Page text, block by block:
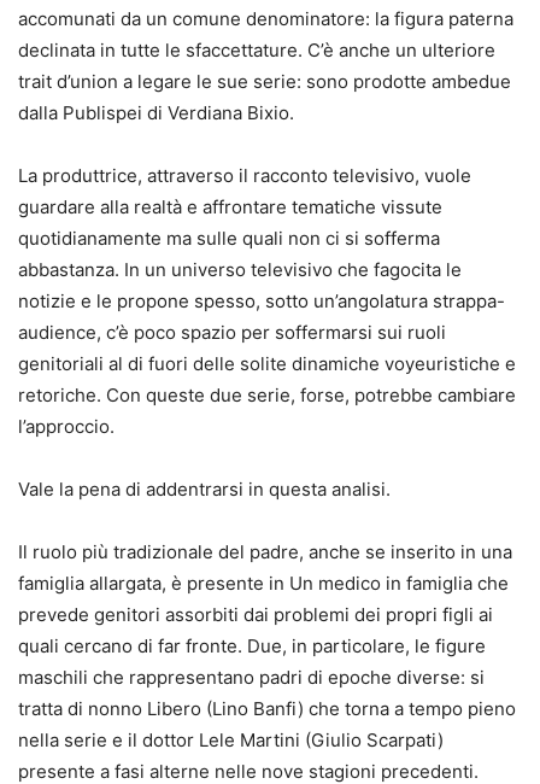
accomunati da un comune denominatore: la figura paterna
declinata in tutte le sfaccettature. C’è anche un ulteriore
trait d’union a legare le sue serie: sono prodotte ambedue
dalla Publispei di Verdiana Bixio.
La produttrice, attraverso il racconto televisivo, vuole
guardare alla realtà e affrontare tematiche vissute
quotidianamente ma sulle quali non ci si sofferma
abbastanza. In un universo televisivo che fagocita le
notizie e le propone spesso, sotto un’angolatura strappa-
audience, c’è poco spazio per soffermarsi sui ruoli
genitoriali al di fuori delle solite dinamiche voyeuristiche e
retoriche. Con queste due serie, forse, potrebbe cambiare
l’approccio.
Vale la pena di addentrarsi in questa analisi.
Il ruolo più tradizionale del padre, anche se inserito in una
famiglia allargata, è presente in Un medico in famiglia che
prevede genitori assorbiti dai problemi dei propri figli ai
quali cercano di far fronte. Due, in particolare, le figure
maschili che rappresentano padri di epoche diverse: si
tratta di nonno Libero (Lino Banfi) che torna a tempo pieno
nella serie e il dottor Lele Martini (Giulio Scarpati)
presente a fasi alterne nelle nove stagioni precedenti.